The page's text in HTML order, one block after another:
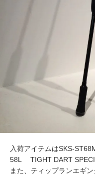
入荷アイテムはSKS-
58L TIGHT DART
また、ティップランエギ